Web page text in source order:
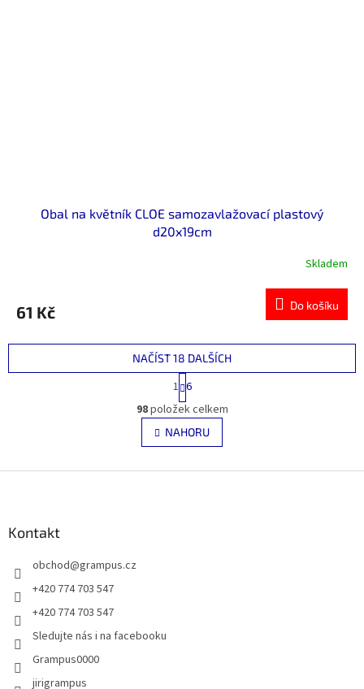
Obal na květník CLOE samozavlažovací plastový
d20x19cm
Skladem
61 Kč Do košíku
O
v
l
á
NAČÍST 18 DALŠÍCH
S
t
r
á
n
k
v
1 6
98položek celkem
NAHORU
Kontakt
obchod@grampus.cz
+420 774 703 547
+420 774 703 547
Sledujte nás i na facebooku
Grampus0000
jirigrampus